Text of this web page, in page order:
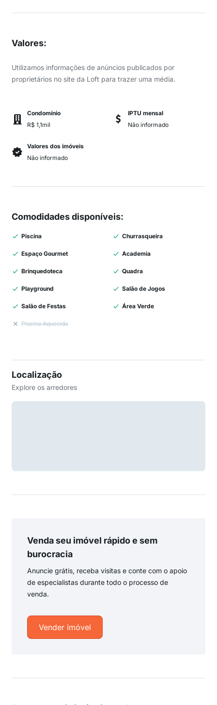
Valores:
Utilizamos informações de anúncios publicados por
proprietários no site da Loft para trazer uma média.
Condomínio
R$ 1,1mil
IPTU mensal
Não informado
Valores dos imóveis
Não informado
Comodidades disponíveis:
Piscina Churrasqueira
Espaço Gourmet Academia
Brinquedoteca Quadra
Playground Salão de Jogos
Salão de Festas Área Verde
Piscina Aquecida
Localização
Explore os arredores
Venda seu imóvel rápido e sem
burocracia
Anuncie grátis, receba visitas e conte com o apoio
de especialistas durante todo o processo de
venda.
Vender imóvel